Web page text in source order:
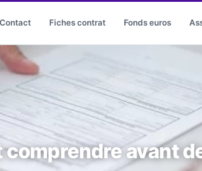
Contact Fiches contrat Fonds euros
comprendre avant